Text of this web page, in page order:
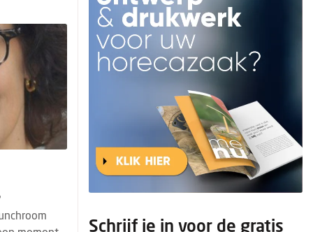
Schrijf je in voor de gratis